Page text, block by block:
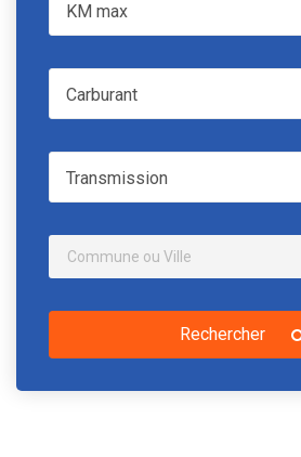
KM max
CarburantCarburant
TransmissionTransmission
Rechercher